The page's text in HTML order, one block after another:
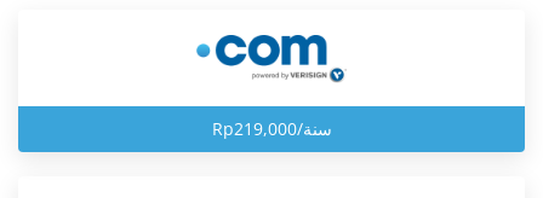
Rp219,000/سنة